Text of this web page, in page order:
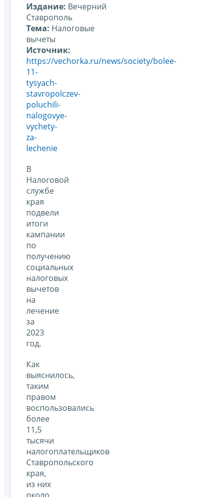
Издание: Вечерний
Ставрополь
Тема: Налоговые
вычеты
Источник:
https://vechorka.ru/news/society/bolee-
11-
tysyach-
stavropolczev-
poluchili-
nalogovye-
vychety-
za-
lechenie
В
Налоговой
службе
края
подвели
итоги
кампании
по
получению
социальных
налоговых
вычетов
на
лечение
за
2023
год.
Как
выяснилось,
таким
правом
воспользовались
более
11,5
тысячи
налогоплательщиков
Ставропольского
края,
из них
около